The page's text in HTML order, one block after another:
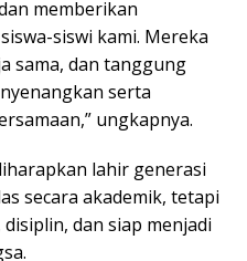
memberikan
siswi kami. Mereka
sama, dan tanggung
serta
ungkapnya.
lahir generasi
secara akademik, tetapi
dan siap menjadi